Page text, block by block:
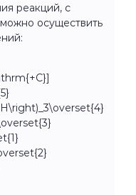
реакций, с
осуществить